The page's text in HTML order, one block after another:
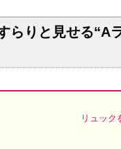
らりと見せる
リュック